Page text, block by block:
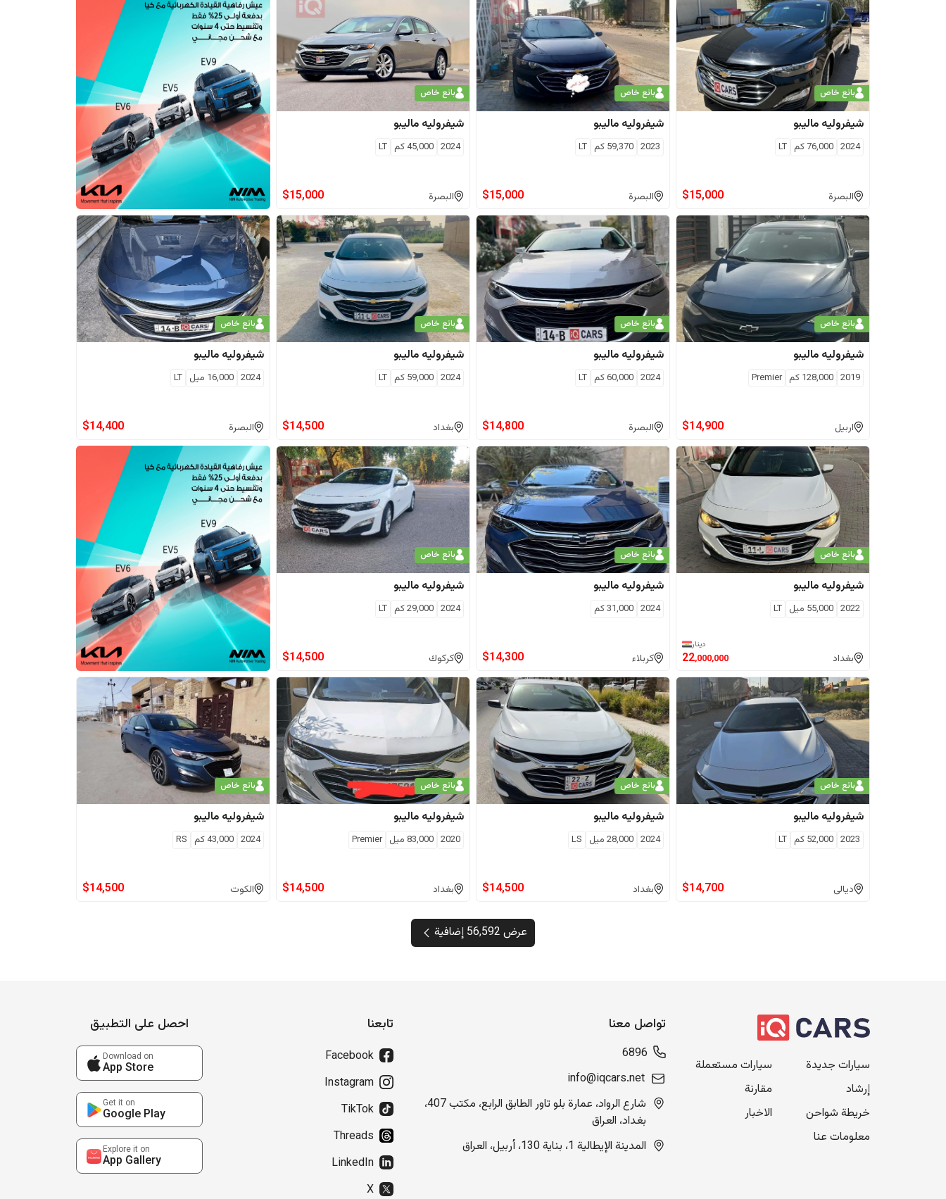
بائع خاص
شيفروليه ماليبو
2024
76,000كم LT
البصرة $15,000
بائع خاص
شيفروليه ماليبو
2023
59,370 كم LT
البصرة $15,000
بائع خاص
شيفروليه ماليبو
2024
45,000كم LT
البصرة $15,000
بائع خاص
شيفروليه ماليبو
2019
128,000 كم Premier
اربيل $14,900
بائع خاص
شيفروليه ماليبو
2024
60,000كم LT
البصرة $14,800
بائع خاص
شيفروليه ماليبو
2024
59,000 كم LT
بغداد $14,500
بائع خاص
شيفروليه ماليبو
2024
16,000 ميل LT
البصرة $14,400
بائع خاص
شيفروليه ماليبو
2022
55,000 ميل LT
بغداد
دينار
22,000,000
بائع خاص
شيفروليه ماليبو
2024
31,000كم
كربلاء $14,300
بائع خاص
شيفروليه ماليبو
2024
29,000كم LT
كركوك $14,500
بائع خاص
شيفروليه ماليبو
2023
52,000 كم LT
ديالى $14,700
بائع خاص
شيفروليه ماليبو
2024
28,000 ميل LS
بغداد $14,500
بائع خاص
شيفروليه ماليبو
2020
83,000 ميل Premier
بغداد $14,500
بائع خاص
شيفروليه ماليبو
2024
43,000كم RS
الكوت $14,500
عرض 56,592 إضافية
سيارات جديدة
سيارات مستعملة
إرشاد
مقارنة
خريطة شواحن
الاخبار
معلومات عنا
تواصل معنا
6896
info@iqcars.net
شارع الرواد، عمارة بلو تاور الطابق الرابع، مكتب 407،
بغداد، العراق
المدينة الإيطالية 1، بناية 130، أربيل، العراق
تابعنا
Facebook
Instagram
TikTok
Threads
LinkedIn
X
احصل على التطبيق
Download on
App Store
Get it on
Google Play
Explore it on
App Gallery